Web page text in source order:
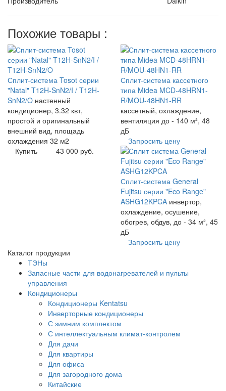
Похожие товары :
Сплит-система Tosot серии
"Natal" T12H-SnN2/I / T12H-
SnN2/O настенный
кондиционер, 3.32 квт,
простой и оригинальный
внешний вид, площадь
охлаждения 32 м2
Купить
43 000 руб.
Сплит-система кассетного
типа Midea MCD-48HRN1-
R/MOU-48HN1-RR
кассетный, охлаждение,
вентиляция до - 140 м², 48
дБ
Запросить цену
Сплит-система General
Fujitsu серии "Eco Range"
ASHG12KPCA инвертор,
охлаждение, осушение,
обогрев, обдув, до - 34 м², 45
дБ
Запросить цену
Каталог продукции
ТЭНы
Запасные части для водонагревателей и пульты
управления
Кондиционеры
Кондиционеры Kentatsu
Инверторные кондиционеры
С зимним комплектом
С интеллектуальным климат-контролем
Для дачи
Для квартиры
Для офиса
Для загородного дома
Китайские